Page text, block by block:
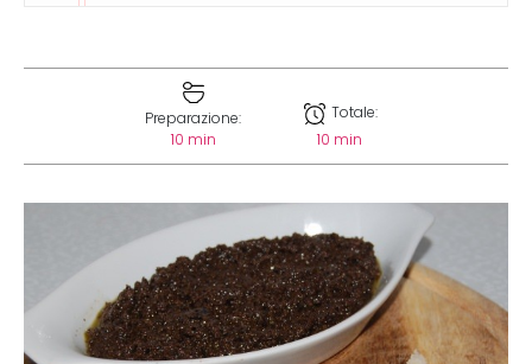
Preparazione:
10 min
Totale:
10 min